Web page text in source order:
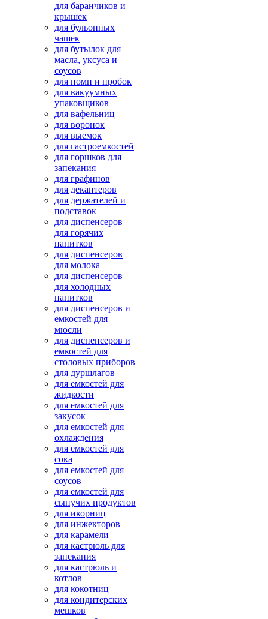
для баранчиков и
крышек
для бульонных
чашек
для бутылок для
масла, уксуса и
соусов
для помп и пробок
для вакуумных
упаковщиков
для вафельниц
для воронок
для выемок
для гастроемкостей
для горшков для
запекания
для графинов
для декантеров
для держателей и
подставок
для диспенсеров
для горячих
напитков
для диспенсеров
для молока
для диспенсеров
для холодных
напитков
для диспенсеров и
емкостей для
мюсли
для диспенсеров и
емкостей для
столовых приборов
для дуршлагов
для емкостей для
жидкости
для емкостей для
закусок
для емкостей для
охлаждения
для емкостей для
сока
для емкостей для
соусов
для емкостей для
сыпучих продуктов
для икорниц
для инжекторов
для карамели
для кастрюль для
запекания
для кастрюль и
котлов
для кокотниц
для кондитерских
мешков